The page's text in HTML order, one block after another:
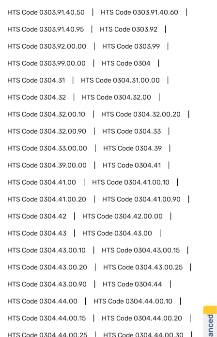
HTS Code0303.91.40.50 HTS Code0303.91.40.60
HTS Code0303.91.40.95 HTS Code0303.92
HTS Code0303.92.00.00 HTS Code0303.99
HTS Code0303.99.00.00 HTS Code0304
HTS Code0304.31 HTS Code0304.31.00.00
HTS Code0304.32 HTS Code0304.32.00
HTS Code0304.32.00.10 HTS Code0304.32.00.20
HTS Code0304.32.00.90 HTS Code0304.33
HTS Code0304.33.00.00 HTS Code0304.39
HTS Code0304.39.00.00 HTS Code0304.41
HTS Code0304.41.00 HTS Code0304.41.00.10
HTS Code0304.41.00.20 HTS Code0304.41.00.90
HTS Code0304.42 HTS Code0304.42.00.00
HTS Code0304.43 HTS Code0304.43.00
HTS Code0304.43.00.10 HTS Code0304.43.00.15
HTS Code0304.43.00.20 HTS Code0304.43.00.25
HTS Code0304.43.00.90 HTS Code0304.44
HTS Code0304.44.00 HTS Code0304.44.00.10
HTS Code0304.44.00.15 HTS Code0304.44.00.20
HTS Code0304.44.00.25 HTS Code0304.44.00.30